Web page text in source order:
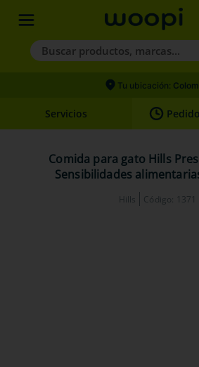
Buscar productos, marcas...
Términos más buscados
2.
hills
nexgard
royal canin
Tu ubicación:
Servicios
Comida para gato Hills
Sensibilidades
Hills Código: 1371